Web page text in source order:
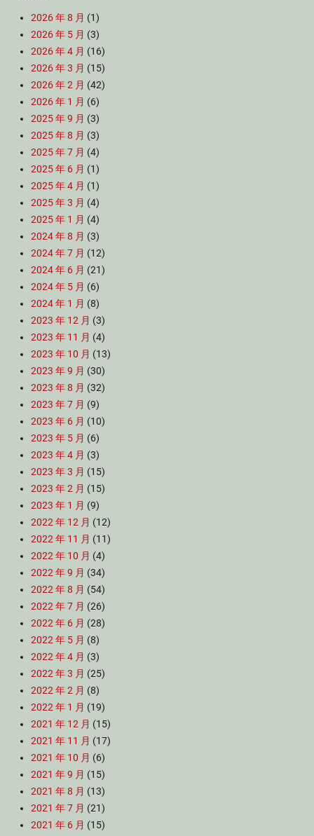
2026 年 8 月 (1)
2026 年 5 月 (3)
2026 年 4 月 (16)
2026 年 3 月 (15)
2026 年 2 月 (42)
2026 年 1 月 (6)
2025 年 9 月 (3)
2025 年 8 月 (3)
2025 年 7 月 (4)
2025 年 6 月 (1)
2025 年 4 月 (1)
2025 年 3 月 (4)
2025 年 1 月 (4)
2024 年 8 月 (3)
2024 年 7 月 (12)
2024 年 6 月 (21)
2024 年 5 月 (6)
2024 年 1 月 (8)
2023 年 12 月 (3)
2023 年 11 月 (4)
2023 年 10 月 (13)
2023 年 9 月 (30)
2023 年 8 月 (32)
2023 年 7 月 (9)
2023 年 6 月 (10)
2023 年 5 月 (6)
2023 年 4 月 (3)
2023 年 3 月 (15)
2023 年 2 月 (15)
2023 年 1 月 (9)
2022 年 12 月 (12)
2022 年 11 月 (11)
2022 年 10 月 (4)
2022 年 9 月 (34)
2022 年 8 月 (54)
2022 年 7 月 (26)
2022 年 6 月 (28)
2022 年 5 月 (8)
2022 年 4 月 (3)
2022 年 3 月 (25)
2022 年 2 月 (8)
2022 年 1 月 (19)
2021 年 12 月 (15)
2021 年 11 月 (17)
2021 年 10 月 (6)
2021 年 9 月 (15)
2021 年 8 月 (13)
2021 年 7 月 (21)
2021 年 6 月 (15)